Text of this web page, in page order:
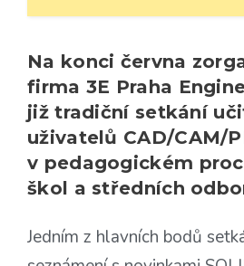
Na konci června
firma 3E Praha
již tradiční setkání
uživatelů CAD/CAM/
v pedagogickém
škol a středních
Jedním z hlavních bodů